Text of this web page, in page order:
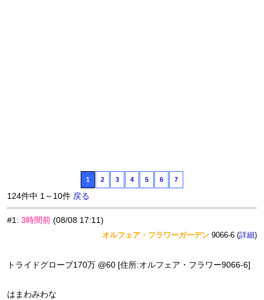
1 2 3 4 5 6 7
124件中 1～10件 戻る
#1: 3時間前 (08/08 17:11)
オルフェア・フラワーガーデン 9066-6 (詳細)
トライドグローブ170万 @60 [住所:オルフェア・フラワー9066-6]
はまわみわな